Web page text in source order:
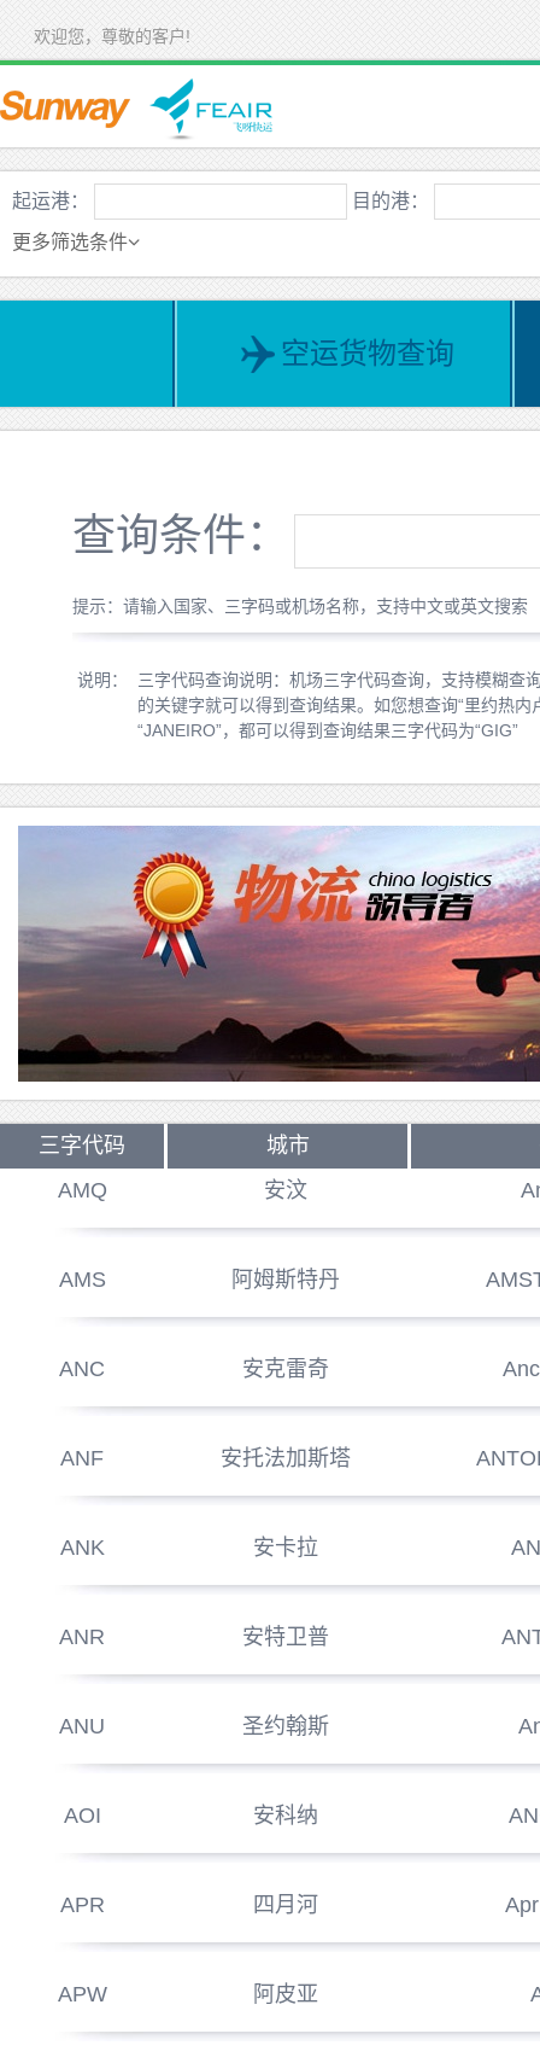
欢迎您，尊敬的客户!
起运港：
目的港：
更多筛选条件
空运货物查询
查询条件：
提示：请输入国家、三字码或机场名称，支持中文或英文搜索
说明：
三字代码查询说明：机场三字代码查询，支持模糊查
的关键字就可以得到查询结果。如您想查询“里约热内
“JANEIRO”，都可以得到查询结果三字代码为“GIG”
三字代码 城市
AMQ
安汶
AMS 阿姆斯特丹
ANC 安克雷奇
ANF 安托法加斯塔
ANK 安卡拉
ANR 安特卫普
ANU 圣约翰斯
AOI 安科纳
APR 四月河
APW 阿皮亚